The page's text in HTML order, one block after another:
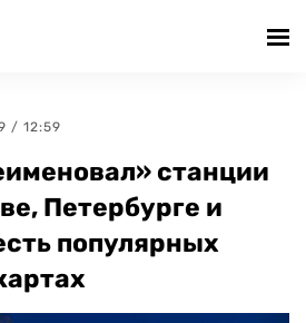
/ 12:59
станции
Петербурге и
популярных